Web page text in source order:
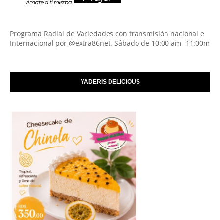
Programa Radial de Variedades con transmisión nacional e
Internacional por @extra86net. Sábado de 10:00 am -11:00m
YADERIS DELICIOUS